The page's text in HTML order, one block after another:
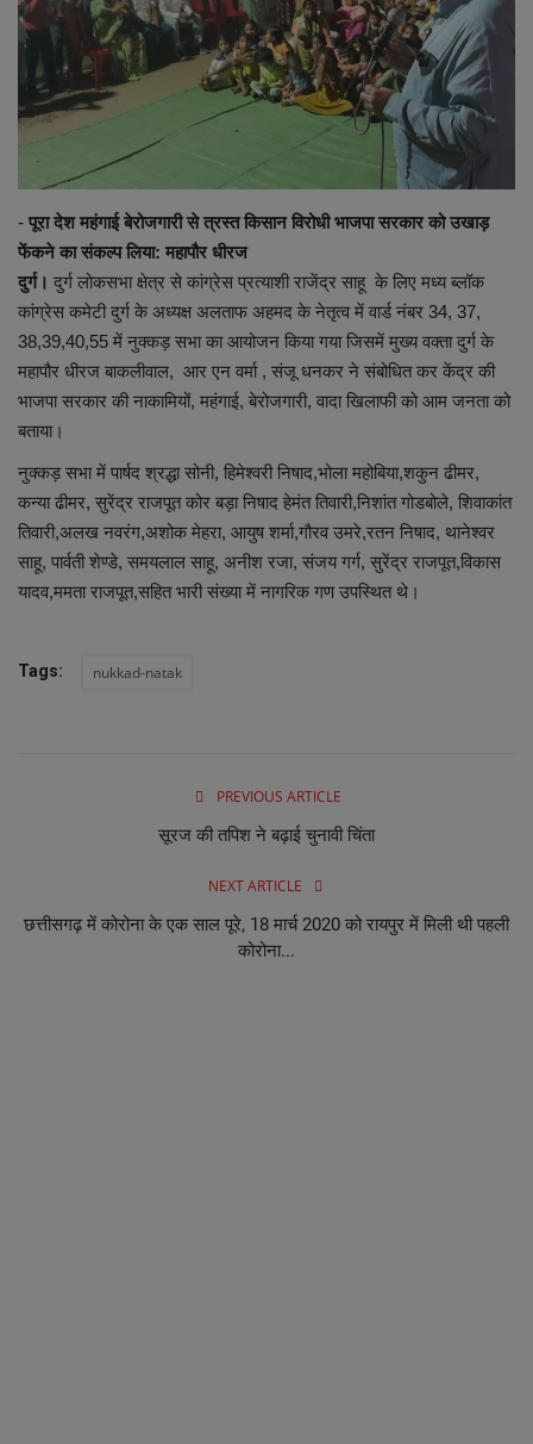
व्यापार
शिक्षा एवं रोजगार
धर्म एवं ज्योतिष
- पूरा देश महंगाई बेरोजगारी से त्रस्त किसान विरोधी भाजपा सरकार को उखाड़
फेंकने का संकल्प लिया: महापौर धीरज
दुर्ग। दुर्ग लोकसभा क्षेत्र से कांग्रेस प्रत्याशी राजेंद्र साहू के लिए मध्य ब्लॉक
कांग्रेस कमेटी दुर्ग के अध्यक्ष अलताफ अहमद के नेतृत्व में वार्ड नंबर 34, 37,
38,39,40,55 में नुक्कड़ सभा का आयोजन किया गया जिसमें मुख्य वक्ता दुर्ग के
महापौर धीरज बाकलीवाल, आर एन वर्मा , संजू धनकर ने संबोधित कर केंद्र की
भाजपा सरकार की नाकामियों, महंगाई, बेरोजगारी, वादा खिलाफी को आम जनता को
बताया।
नुक्कड़ सभा में पार्षद श्रद्धा सोनी, हिमेश्वरी निषाद,भोला महोबिया,शकुन ढीमर,
कन्या ढीमर, सुरेंद्र राजपूत कोर बड़ा निषाद हेमंत तिवारी,निशांत गोडबोले, शिवाकांत
तिवारी,अलख नवरंग,अशोक मेहरा, आयुष शर्मा,गौरव उमरे,रतन निषाद, थानेश्वर
साहू, पार्वती शेण्डे, समयलाल साहू, अनीश रजा, संजय गर्ग, सुरेंद्र राजपूत,विकास
यादव,ममता राजपूत,सहित भारी संख्या में नागरिक गण उपस्थित थे।
Tags: nukkad-natak
PREVIOUS ARTICLE
सूरज की तपिश ने बढ़ाई चुनावी चिंता
NEXT ARTICLE
छत्तीसगढ़ में कोरोना के एक साल पूरे, 18 मार्च 2020 को रायपुर में मिली थी पहली
कोरोना...